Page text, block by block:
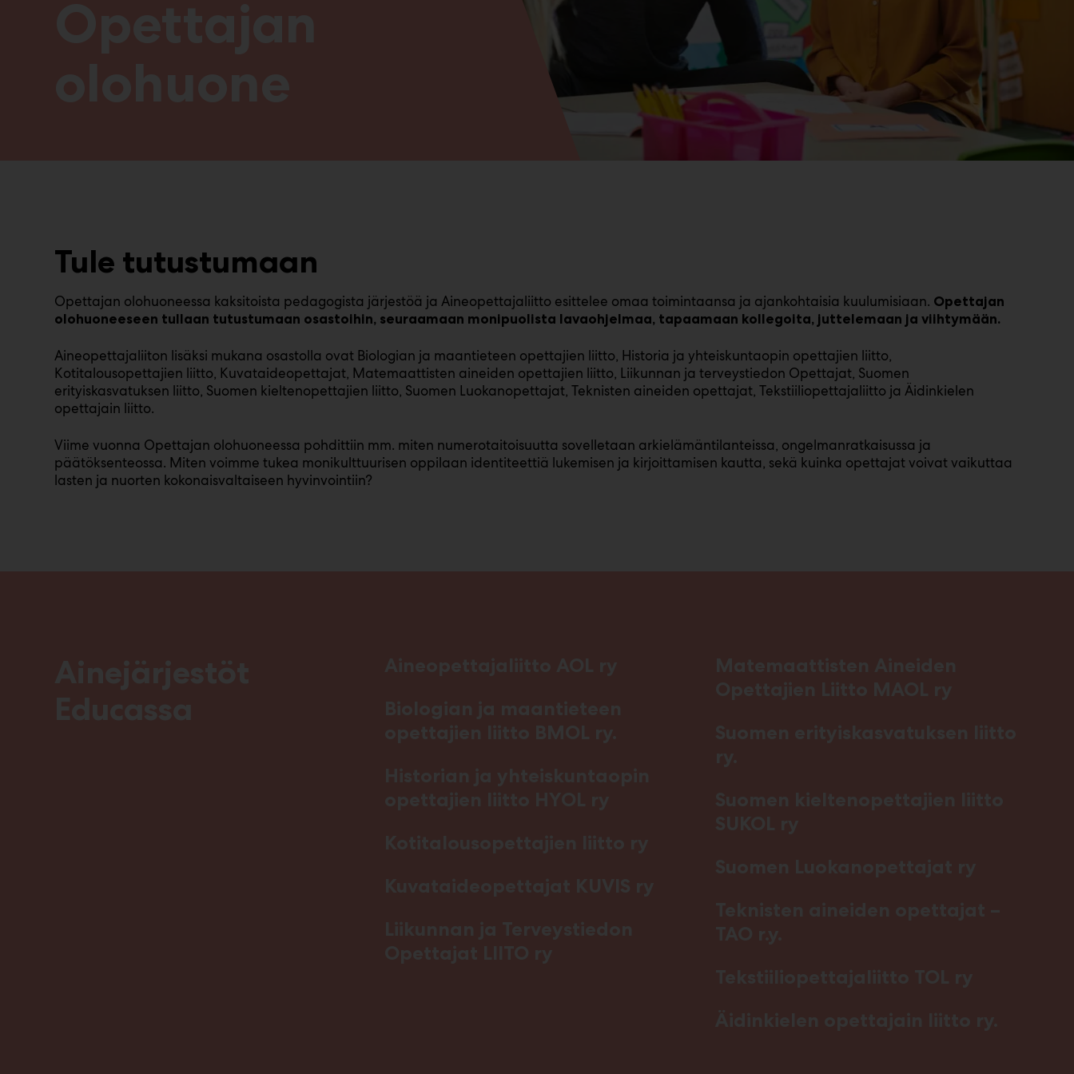
Tule tutustumaan
Opettajan olohuoneessa kaksitoista pedagogista järjestöä ja Aineopettajaliitto esittelee omaa toimintaansa ja ajankohtaisia kuulumisiaan. Opettajan
olohuoneeseen tullaan tutustumaan osastoihin, seuraamaan monipuolista lavaohjelmaa, tapaamaan kollegoita, juttelemaan ja viihtymään.
Aineopettajaliiton lisäksi mukana osastolla ovat Biologian ja maantieteen opettajien liitto, Historia ja yhteiskuntaopin opettajien liitto,
Kotitalousopettajien liitto, Kuvataideopettajat, Matemaattisten aineiden opettajien liitto, Liikunnan ja terveystiedon Opettajat, Suomen
erityiskasvatuksen liitto, Suomen kieltenopettajien liitto, Suomen Luokanopettajat, Teknisten aineiden opettajat, Tekstiiliopettajaliitto ja Äidinkielen
opettajain liitto.
Viime vuonna Opettajan olohuoneessa pohdittiin mm. miten numerotaitoisuutta sovelletaan arkielämäntilanteissa, ongelmanratkaisussa ja
päätöksenteossa. Miten voimme tukea monikulttuurisen oppilaan identiteettiä lukemisen ja kirjoittamisen kautta, sekä kuinka opettajat voivat vaikuttaa
lasten ja nuorten kokonaisvaltaiseen hyvinvointiin?